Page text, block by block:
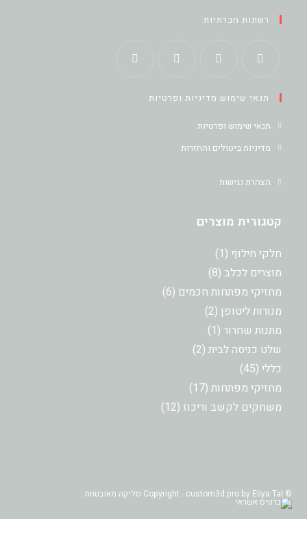
רשתות חברתיות
in
a
tab
in
tab
in
tab
in
תנאי שימוש מדיניות ופרטיות
תנאי שימוש ופרטיות
מדיניות ביטולים והחזרות
הצהרת נגישות
קטגורית מוצרים
חלקי חילוף 1מוצר
1 מוצרים לכלב 8
8
מוצרים
מחזיקי מפתחות חכמים 6
6
מנורות ליטופן 2
2
מוצרים
מתנות שחרור 1מוצר
1
שלט כניסה לבית 2
2
כללי 45
45
מוצרים
מחזיקי מפתחות 17
17
מוצריםמשחקים לקשב וריכוז 12
12
© Copyright - custom3d.pro by Eliya Tal סליקה מאובטחת